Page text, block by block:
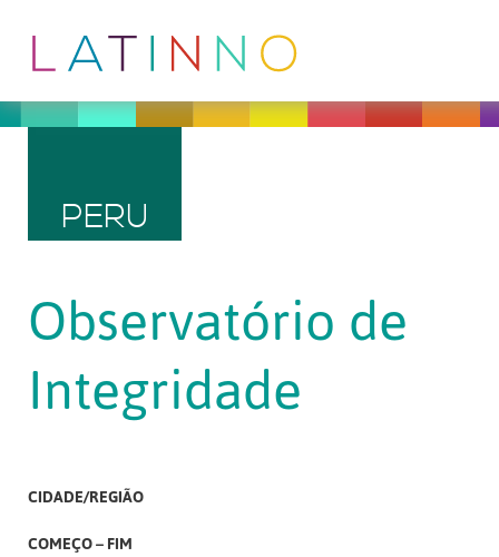
PERU
Observatório de
Integridade
CIDADE/REGIÃO
COMEÇO – FIM